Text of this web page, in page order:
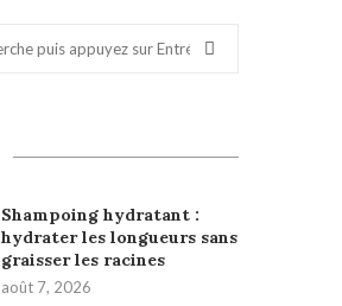
Shampoing hydratant :
hydrater les longueurs sans
graisser les racines
août 7, 2026